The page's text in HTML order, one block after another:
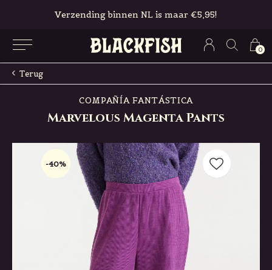
0
Gratis in-store pickup &
Terug
COMPAÑÍA FANTÁSTICA
Marvelous Magenta Pants
-40%
-40%